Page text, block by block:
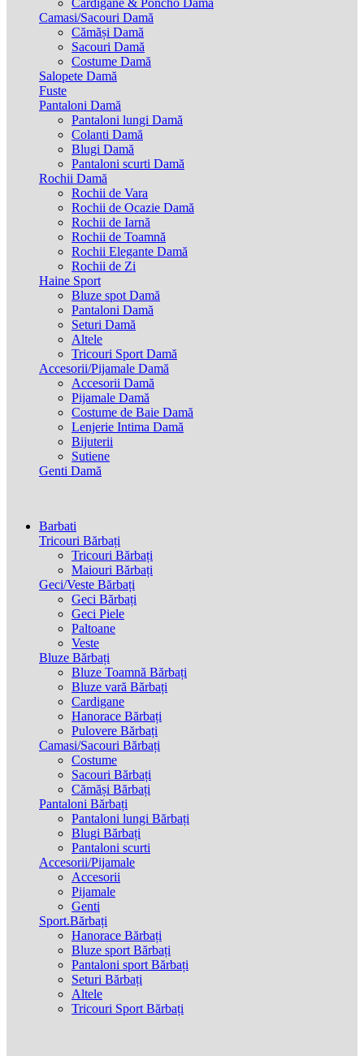
Cardigane & Poncho Damă
Camasi/Sacouri Damă
Cămăși Damă
Sacouri Damă
Costume Damă
Salopete Damă
Fuste
Pantaloni Damă
Pantaloni lungi Damă
Colanti Damă
Blugi Damă
Pantaloni scurti Damă
Rochii Damă
Rochii de Vara
Rochii de Ocazie Damă
Rochii de Iarnă
Rochii de Toamnă
Rochii Elegante Damă
Rochii de Zi
Haine Sport
Bluze spot Damă
Pantaloni Damă
Seturi Damă
Altele
Tricouri Sport Damă
Accesorii/Pijamale Damă
Accesorii Damă
Pijamale Damă
Costume de Baie Damă
Lenjerie Intima Damă
Bijuterii
Sutiene
Genti Damă
Barbati
Tricouri Bărbați
Tricouri Bărbați
Maiouri Bărbați
Geci/Veste Bărbați
Geci Bărbați
Geci Piele
Paltoane
Veste
Bluze Bărbați
Bluze Toamnă Bărbați
Bluze vară Bărbați
Cardigane
Hanorace Bărbați
Pulovere Bărbați
Camasi/Sacouri Bărbați
Costume
Sacouri Bărbați
Cămăși Bărbați
Pantaloni Bărbați
Pantaloni lungi Bărbați
Blugi Bărbați
Pantaloni scurti
Accesorii/Pijamale
Accesorii
Pijamale
Genti
Sport.Bărbați
Hanorace Bărbați
Bluze sport Bărbați
Pantaloni sport Bărbați
Seturi Bărbați
Altele
Tricouri Sport Bărbați